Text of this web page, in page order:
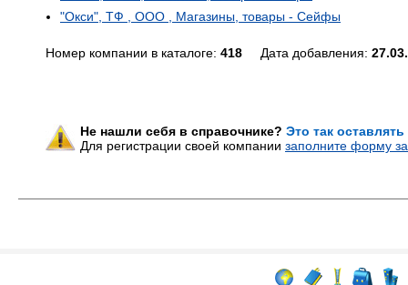
"Окси", ТФ , ООО , Магазины, товары - Сейфы
Номер компании в каталоге: 418 Дата добавления:
Не нашли себя в справочнике? Это так
Для регистрации своей компании заполните форму